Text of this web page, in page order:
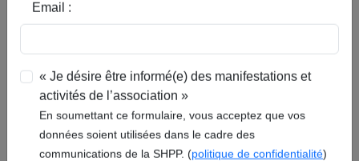
Réinitialiser
Email :
« Je désire être informé(e) des manifestations et
activités de l’association »
En soumettant ce formulaire, vous acceptez que vos
données soient utilisées dans le cadre des
communications de la SHPP. (politique de confidentialité)